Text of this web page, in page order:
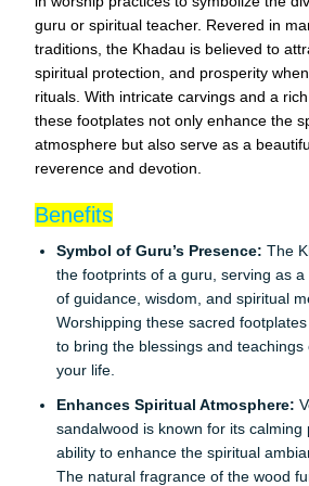
guru or spiritual teacher. Revered in
traditions, the Khadau is believed to
spiritual protection, and prosperity
rituals. With intricate carvings and a
these footplates not only enhance the
atmosphere but also serve as a
reverence and devotion.
Benefits
Symbol of Guru’s Presence: The
the footprints of a guru, serving as
of guidance, wisdom, and spiritual
Worshipping these sacred
to bring the blessings and
your life.
Enhances Spiritual Atmosphere:
sandalwood is known for its calming
ability to enhance the spiritual
The natural fragrance of the wood